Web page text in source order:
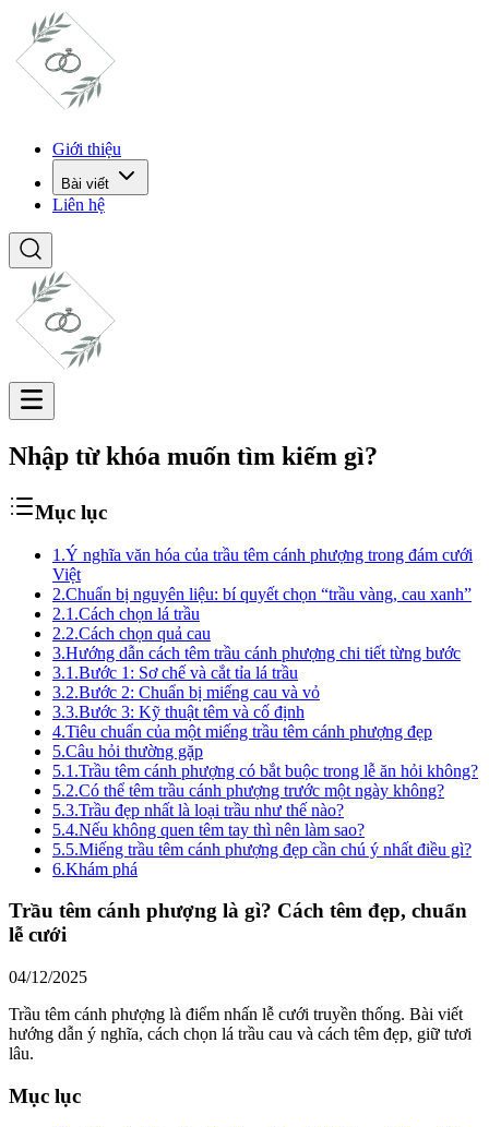
Giới thiệu
Bài viết
Liên hệ
Nhập từ khóa muốn tìm kiếm gì?
Mục lục
1.Ý nghĩa văn hóa của trầu têm cánh phượng trong đám cưới
Việt
2.Chuẩn bị nguyên liệu: bí quyết chọn “trầu vàng, cau xanh”
2.1.Cách chọn lá trầu
2.2.Cách chọn quả cau
3.Hướng dẫn cách têm trầu cánh phượng chi tiết từng bước
3.1.Bước 1: Sơ chế và cắt tỉa lá trầu
3.2.Bước 2: Chuẩn bị miếng cau và vỏ
3.3.Bước 3: Kỹ thuật têm và cố định
4.Tiêu chuẩn của một miếng trầu têm cánh phượng đẹp
5.Câu hỏi thường gặp
5.1.Trầu têm cánh phượng có bắt buộc trong lễ ăn hỏi không?
5.2.Có thể têm trầu cánh phượng trước một ngày không?
5.3.Trầu đẹp nhất là loại trầu như thế nào?
5.4.Nếu không quen têm tay thì nên làm sao?
5.5.Miếng trầu têm cánh phượng đẹp cần chú ý nhất điều gì?
6.Khám phá
Trầu têm cánh phượng là gì? Cách têm đẹp, chuẩn
lễ cưới
04/12/2025
Trầu têm cánh phượng là điểm nhấn lễ cưới truyền thống. Bài viết
hướng dẫn ý nghĩa, cách chọn lá trầu cau và cách têm đẹp, giữ tươi
lâu.
Mục lục